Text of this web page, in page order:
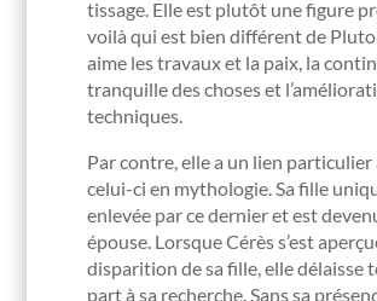
tissage. Elle est plutôt une figure
voilà qui est bien différent de
aime les travaux et la paix, la
tranquille des choses et
techniques.
Par contre, elle a un lien particulier
celui-ci en mythologie. Sa fille
enlevée par ce dernier et est
épouse. Lorsque Cérès s’est
disparition de sa fille, elle délaisse
part à sa recherche. Sans sa